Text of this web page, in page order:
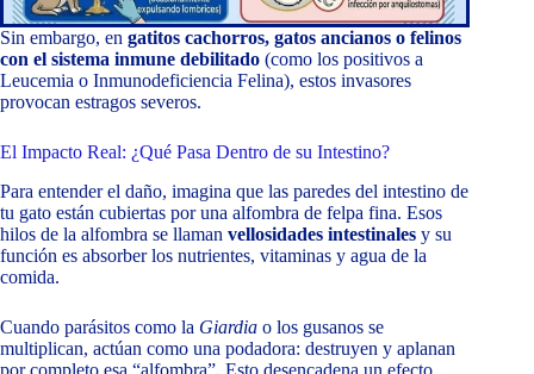
Sin embargo, en gatitos cachorros, gatos ancianos o felinos
con el sistema inmune debilitado (como los positivos a
Leucemia o Inmunodeficiencia Felina), estos invasores
provocan estragos severos.
El Impacto Real: ¿Qué Pasa Dentro de su Intestino?
Para entender el daño, imagina que las paredes del intestino de
tu gato están cubiertas por una alfombra de felpa fina. Esos
hilos de la alfombra se llaman vellosidades intestinales y su
función es absorber los nutrientes, vitaminas y agua de la
comida.
Cuando parásitos como la Giardia o los gusanos se
multiplican, actúan como una podadora: destruyen y aplanan
por completo esa “alfombra”. Esto desencadena un efecto